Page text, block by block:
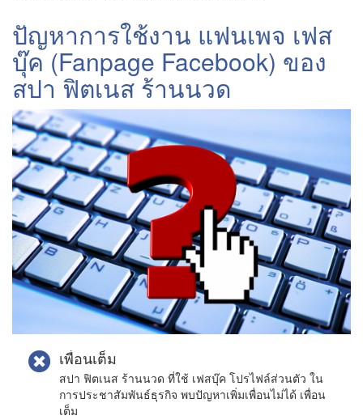
ปัญหาการใช้งาน แฟนเพจ เฟส
บุ๊ค (Fanpage Facebook) ของ
สปา ฟิตเนส ร้านนวด
เพื่อนเต็ม
สปา ฟิตเนส ร้านนวด ที่ใช้ เฟสบุ๊ค โปรไฟล์ส่วนตัว ใน
การประชาสัมพันธ์ธุรกิจ พบปัญหาเพิ่มเพื่อนไม่ได้ เพื่อน
เต็ม